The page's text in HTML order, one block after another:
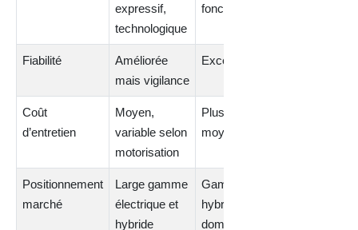
expressif,
technologique
fonctionnelle
Fiabilité
Améliorée
mais vigilance
Excellente
Coût
d’entretien
Moyen,
variable selon
motorisation
Plus bas en
moyenne
Positionnement
marché
Large gamme
électrique et
hybride
Gamme
hybride
dominante